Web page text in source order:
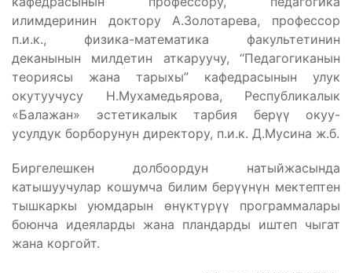
илимдеринин доктору А.Золотарева, профессор
п.и.к., физика-математика факультетинин
деканынын милдетин аткаруучу, “Педагогиканын
теориясы жана тарыхы” кафедрасынын улук
окутуучусу Н.Мухамедьярова, Республикалык
«Балажан» эстетикалык тарбия берүү окуу-
усулдук борборунун директору, п.и.к. Д.Мусина ж.б.
Биргелешкен долбоордун натыйжасында
катышуучулар кошумча билим берүүнүн мектептен
тышкаркы уюмдарын өнүктүрүү программалары
боюнча идеяларды жана пландарды иштеп чыгат
жана коргойт.